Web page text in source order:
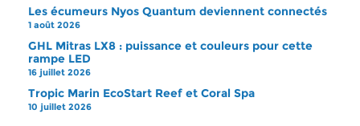
Les écumeurs Nyos Quantum deviennent connectés
1 août 2026
GHL Mitras LX8 : puissance et couleurs pour cette
rampe LED
16 juillet 2026
Tropic Marin EcoStart Reef et Coral Spa
10 juillet 2026